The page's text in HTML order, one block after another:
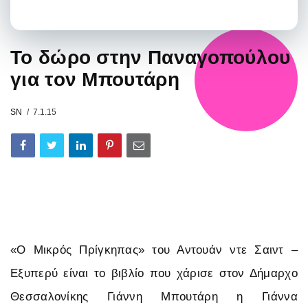
Το δώρο στην Παναγοπούλου
για τον Μπουτάρη
SN 7.1.15
«Ο Μικρός Πρίγκηπας» του Αντουάν ντε Σαιντ –
Εξυπερύ είναι το βιβλίο που χάρισε στον Δήμαρχο
Θεσσαλονίκης Γιάννη Μπουτάρη η Γιάννα